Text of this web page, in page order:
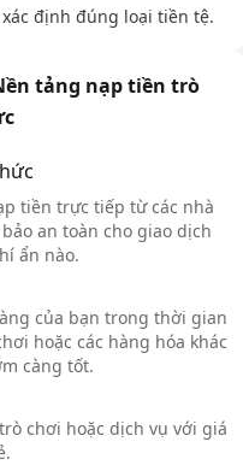
định đúng loại tiền tệ.
tảng nạp tiền trò
tiền trực tiếp từ các nhà
an toàn cho giao dịch
ẩn nào.
của bạn trong thời gian
hoặc các hàng hóa khác
càng tốt.
chơi hoặc dịch vụ với giá